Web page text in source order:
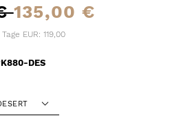
135,00 €
EUR: 119,00
DES